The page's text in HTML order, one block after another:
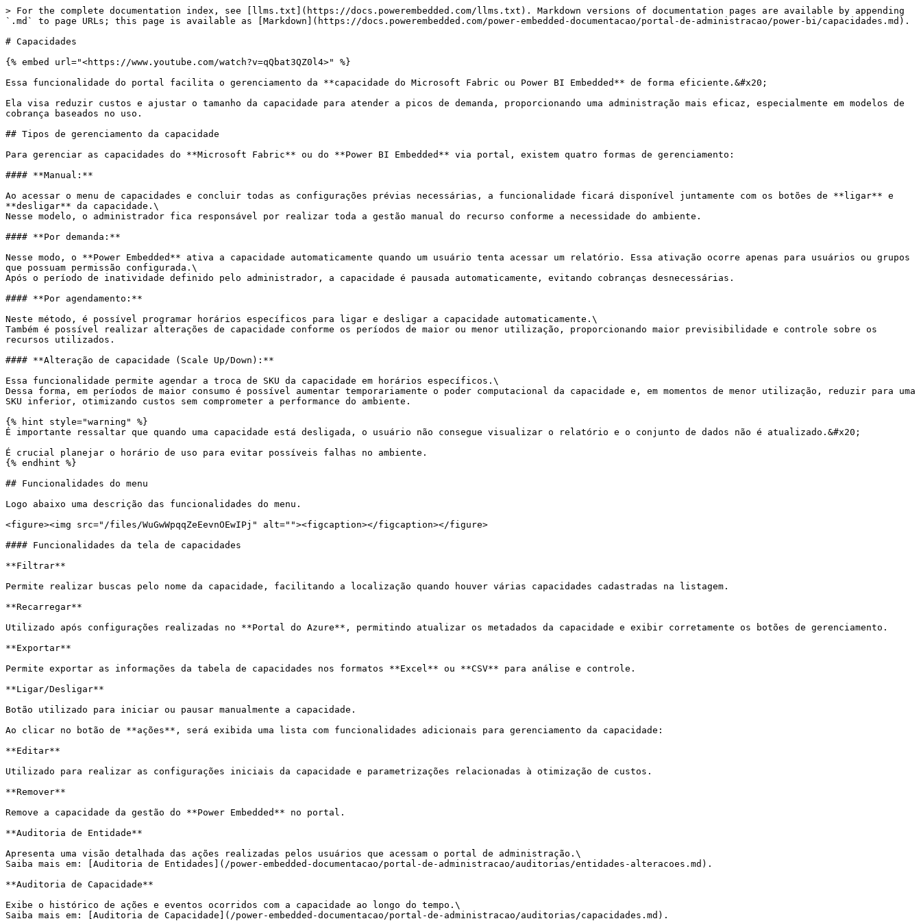
> For the complete documentation index, see [llms.txt](https://docs.powerembedded.com/llms.txt). Markdown versions of documentation pages are available by appending
`.md` to page URLs; this page is available as [Markdown](https://docs.powerembedded.com/power-embedded-documentacao/portal-de-administracao/power-bi/capacidades.md).
# Capacidades
{% embed url="<https://www.youtube.com/watch?v=qQbat3QZ0l4>" %}
Essa funcionalidade do portal facilita o gerenciamento da **capacidade do Microsoft Fabric ou Power BI Embedded** de forma eficiente.&#x20;
Ela visa reduzir custos e ajustar o tamanho da capacidade para atender a picos de demanda, proporcionando uma administração mais eficaz, especialmente em modelos de
cobrança baseados no uso.
## Tipos de gerenciamento da capacidade
Para gerenciar as capacidades do **Microsoft Fabric** ou do **Power BI Embedded** via portal, existem quatro formas de gerenciamento:
#### **Manual:**
Ao acessar o menu de capacidades e concluir todas as configurações prévias necessárias, a funcionalidade ficará disponível juntamente com os botões de **ligar** e
**desligar** da capacidade.\
Nesse modelo, o administrador fica responsável por realizar toda a gestão manual do recurso conforme a necessidade do ambiente.
#### **Por demanda:**
Nesse modo, o **Power Embedded** ativa a capacidade automaticamente quando um usuário tenta acessar um relatório. Essa ativação ocorre apenas para usuários ou grupos
que possuam permissão configurada.\
Após o período de inatividade definido pelo administrador, a capacidade é pausada automaticamente, evitando cobranças desnecessárias.
#### **Por agendamento:**
Neste método, é possível programar horários específicos para ligar e desligar a capacidade automaticamente.\
Também é possível realizar alterações de capacidade conforme os períodos de maior ou menor utilização, proporcionando maior previsibilidade e controle sobre os
recursos utilizados.
#### **Alteração de capacidade (Scale Up/Down):**
Essa funcionalidade permite agendar a troca de SKU da capacidade em horários específicos.\
Dessa forma, em períodos de maior consumo é possível aumentar temporariamente o poder computacional da capacidade e, em momentos de menor utilização, reduzir para uma
SKU inferior, otimizando custos sem comprometer a performance do ambiente.
{% hint style="warning" %}
É importante ressaltar que quando uma capacidade está desligada, o usuário não consegue visualizar o relatório e o conjunto de dados não é atualizado.&#x20;
É crucial planejar o horário de uso para evitar possíveis falhas no ambiente.
{% endhint %}
## Funcionalidades do menu
Logo abaixo uma descrição das funcionalidades do menu.
<figure><img src="/files/WuGwWpqqZeEevnOEwIPj" alt=""><figcaption></figcaption></figure>
#### Funcionalidades da tela de capacidades
**Filtrar**
Permite realizar buscas pelo nome da capacidade, facilitando a localização quando houver várias capacidades cadastradas na listagem.
**Recarregar**
Utilizado após configurações realizadas no **Portal do Azure**, permitindo atualizar os metadados da capacidade e exibir corretamente os botões de gerenciamento.
**Exportar**
Permite exportar as informações da tabela de capacidades nos formatos **Excel** ou **CSV** para análise e controle.
**Ligar/Desligar**
Botão utilizado para iniciar ou pausar manualmente a capacidade.
Ao clicar no botão de **ações**, será exibida uma lista com funcionalidades adicionais para gerenciamento da capacidade:
**Editar**
Utilizado para realizar as configurações iniciais da capacidade e parametrizações relacionadas à otimização de custos.
**Remover**
Remove a capacidade da gestão do **Power Embedded** no portal.
**Auditoria de Entidade**
Apresenta uma visão detalhada das ações realizadas pelos usuários que acessam o portal de administração.\
Saiba mais em: [Auditoria de Entidades](/power-embedded-documentacao/portal-de-administracao/auditorias/entidades-alteracoes.md).
**Auditoria de Capacidade**
Exibe o histórico de ações e eventos ocorridos com a capacidade ao longo do tempo.\